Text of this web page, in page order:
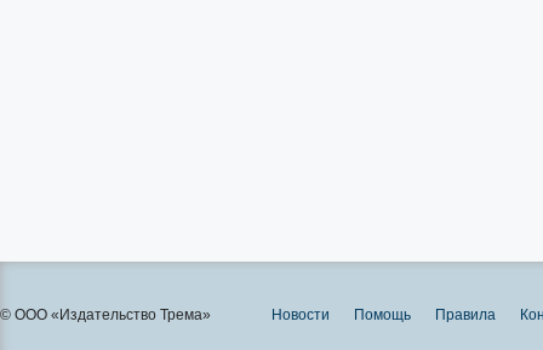
© ООО «Издательство Трема» Новости Помощь Правила